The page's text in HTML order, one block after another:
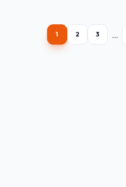
1 2 3 ...